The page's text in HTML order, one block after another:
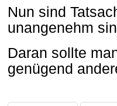
Nun sind
unangenehm
Daran sollte
genügend